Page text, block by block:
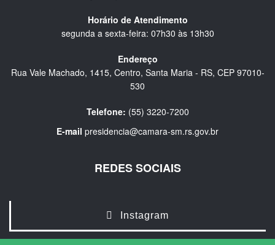
Horário de Atendimento
segunda a sexta-feira: 07h30 às 13h30
Endereço
Rua Vale Machado, 1415, Centro, Santa Maria - RS, CEP 97010-
530
Telefone: (55) 3220-7200
E-mail presidencia@camara-sm.rs.gov.br
REDES SOCIAIS
Instagram